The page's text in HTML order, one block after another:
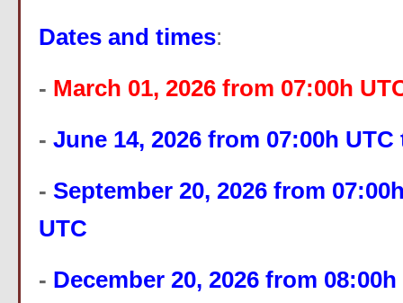
Dates and times:
- March 01, 2026 from 07:00h
- June 14, 2026 from 07:00h UTC
- September 20, 2026 from
UTC
- December 20, 2026 from